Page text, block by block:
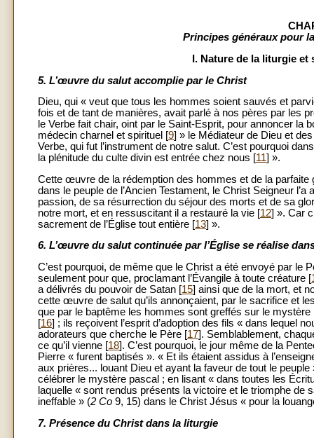
Principes généraux pour
I. Nature de la liturgie et
5. L’œuvre du salut accomplie par le Christ
Dieu, qui « veut que tous les hommes soient sauvés et
fois et de tant de manières, avait parlé à nos pères par les
le Verbe fait chair, oint par le Saint-Esprit, pour annoncer
médecin charnel et spirituel [9] » le Médiateur de Dieu et
Verbe, qui fut l’instrument de notre salut. C’est pourquoi
la plénitude du culte divin est entrée chez nous [11] ».
Cette œuvre de la rédemption des hommes et de la parfaite
dans le peuple de l’Ancien Testament, le Christ Seigneur
passion, de sa résurrection du séjour des morts et de sa
notre mort, et en ressuscitant il a restauré la vie [12] ». Car
sacrement de l’Église tout entière [13] ».
6. L’œuvre du salut continuée par l’Église se réalise
C’est pourquoi, de même que le Christ a été envoyé par le
seulement pour que, proclamant l’Évangile à toute créature [
a délivrés du pouvoir de Satan [15] ainsi que de la mort, et
cette œuvre de salut qu’ils annonçaient, par le sacrifice et
que par le baptême les hommes sont greffés sur le
[16] ; ils reçoivent l’esprit d’adoption des fils « dans lequel
adorateurs que cherche le Père [17]. Semblablement,
ce qu’il vienne [18]. C’est pourquoi, le jour même de la
Pierre « furent baptisés ». « Et ils étaient assidus à
aux prières... louant Dieu et ayant la faveur de tout le peuple
célébrer le mystère pascal ; en lisant « dans toutes les
laquelle « sont rendus présents la victoire et le triomphe de
ineffable » (2 Co 9, 15) dans le Christ Jésus « pour la
7. Présence du Christ dans la liturgie